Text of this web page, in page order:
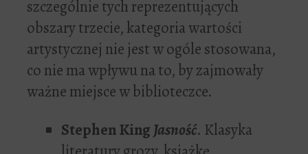
szczególnie tych reprezentujących
obszary trzecie, kategoria wartości
artystycznej nie jest w ogóle stosowana,
co nie ma wpływu na to, by zajmowały
ważne miejsce w biblioteczce.
Stephen KingJasność. Klasyka